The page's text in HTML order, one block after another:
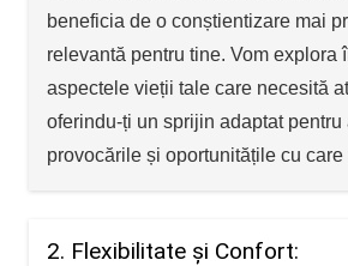
beneficia de o conștientizare mai
relevantă pentru tine. Vom explora
aspectele vieții tale care necesită
oferindu-ți un sprijin adaptat pentru
provocările și oportunitățile cu care
2. Flexibilitate și Confort: